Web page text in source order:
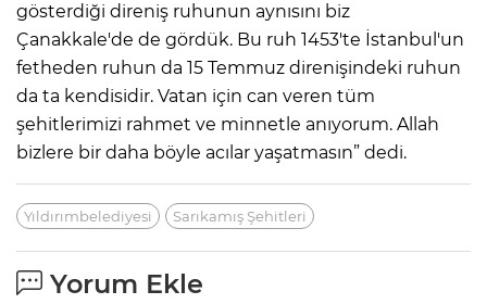
gösterdiği direniş ruhunun aynısını biz
Çanakkale'de de gördük. Bu ruh 1453'te İstanbul'un
fetheden ruhun da 15 Temmuz direnişindeki ruhun
da ta kendisidir. Vatan için can veren tüm
şehitlerimizi rahmet ve minnetle anıyorum. Allah
bizlere bir daha böyle acılar yaşatmasın” dedi.
Yıldırımbelediyesi Sarıkamış Şehitleri
Yorum Ekle